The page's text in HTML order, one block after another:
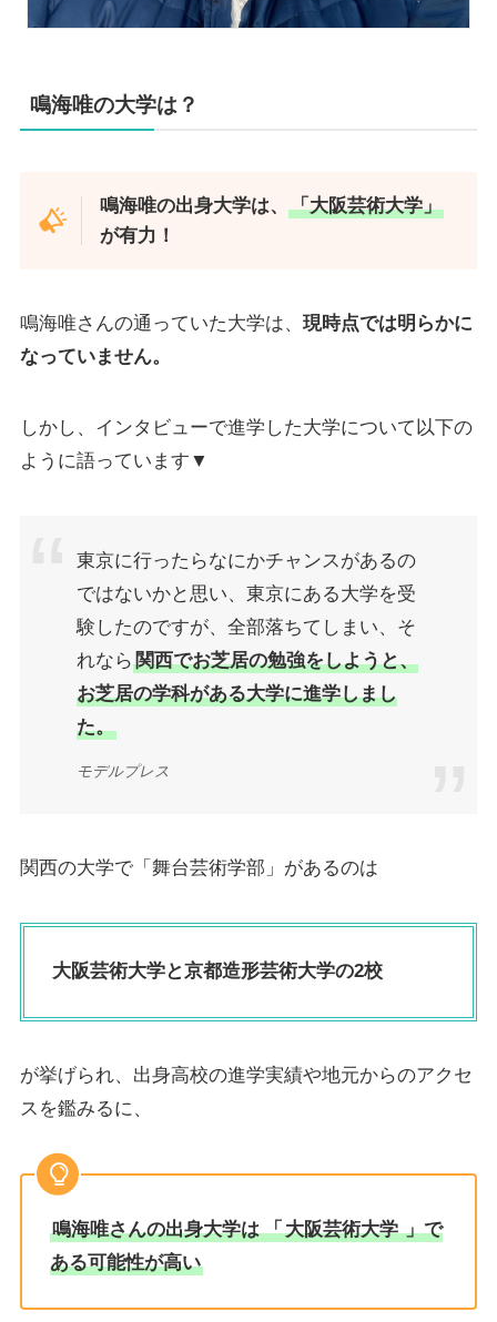
鳴海唯の大学は？
鳴海唯の出身大学は、「大阪芸術大学」
が有力！
鳴海唯さんの通っていた大学は、 現時点では明らかに
なっていません。
しかし、インタビューで進学した大学について以下の
ように語っています▼
東京に行ったらなにかチャンスがあるの
ではないかと思い、東京にある大学を受
験したのですが、全部落ちてしまい、そ
れなら 関西でお芝居の勉強をしようと、
お芝居の学科がある大学に進学しまし
た。
モデルプレス
関西の大学で「舞台芸術学部」があるのは
大阪芸術大学と京都造形芸術大学の2校
が挙げられ、出身高校の進学実績や地元からのアクセ
スを鑑みるに、
鳴海唯さんの出身大学は 「大阪芸術大学 」で
ある可能性が高い